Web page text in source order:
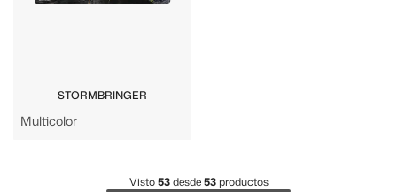
STORMBRINGER
Multicolor
Visto53desde53productos